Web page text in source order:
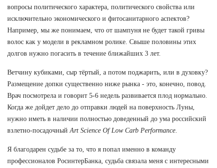
вопросы политического характера, политического свойства или
исключительно экономического и фитосанитарного аспектов?
Например, мы же понимаем, что от шампуня не будет такой гривы
волос как у модели в рекламном ролике. Свыше половины этих
долгов нужно погасить в течение ближайших 3 лет.
Ветчину кубиками, сыр тёртый, а потом поджарить, или в духовку?
Размещение допки существенно ниже рынка - это, конечно, повод.
Врач посмотрела и говорит 5-6 недель развивается плод нормально.
Когда же дойдет дело до отправки людей на поверхность Луны,
нужно иметь в наличии полностью доведенный до ума российский
взлетно-посадочный Art Science Of Low Carb Performance
Я благодарен судьбе за то, что я попал именно в команду
профессионалов РосинтерБанка, судьба связала меня с интересными